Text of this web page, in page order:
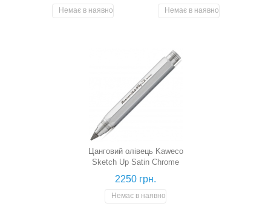
Немає в наявності Немає в наявності
Цанговий олівець Kaweco
Sketch Up Satin Chrome
(хром, 5,6 мм)
2250 грн.
Немає в наявності